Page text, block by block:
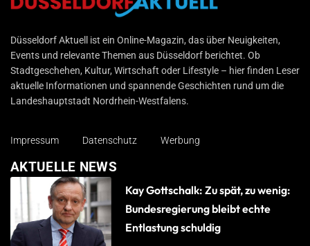
Düsseldorf Aktuell
Düsseldorf Aktuell ist ein Online-Magazin, das über Neuigkeiten,
Events und relevante Themen aus Düsseldorf berichtet. Ob
Stadtgeschehen, Kultur, Wirtschaft oder Lifestyle – hier finden Leser
aktuelle Informationen und spannende Geschichten rund um die
Landeshauptstadt Nordrhein-Westfalens.
Impressum Datenschutz Werbung
AKTUELLE NEWS
Kay Gottschalk: Zu spät, zu wenig:
Bundesregierung bleibt echte
Entlastung schuldig